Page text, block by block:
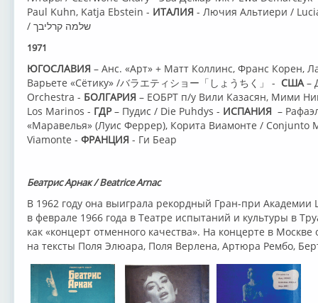
Paul Kuhn, Katja Ebstein - ИТАЛИЯ - Лючия Альтиери /
/ שלמה קרליבך
1971
ЮГОСЛАВИЯ – Анс. «Арт» + Матт Коллинс, Франс Корен,
Варьете «Сётику» /バラエティショー「しょうちく」 - США–
Orchestra - БОЛГАРИЯ – ЕОБРТ п/у Вили Казасян, Мими
Los Marinos - ГДР– Пудис / Die Puhdys - ИСПАНИЯ –
«Маравелья» (Луис Феррер), Корита Виамонте / Conjunto
Viamonte - ФРАНЦИЯ - Ги Беар
Беатрис Арнак / Beatrice Arnac
В 1962 году она выиграла рекордный Гран-при
в феврале 1966 года в Театре испытаний и культуры в
как «концерт отменного качества». На концерте в
на тексты Поля Элюара, Поля Верлена, Артюра Рембо,